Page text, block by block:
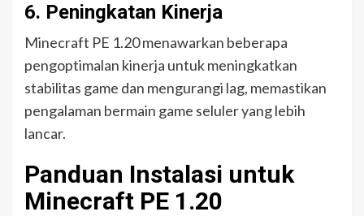
6. Peningkatan Kinerja
Minecraft PE 1.20 menawarkan beberapa
pengoptimalan kinerja untuk meningkatkan
stabilitas game dan mengurangi lag, memastikan
pengalaman bermain game seluler yang lebih
lancar.
Panduan Instalasi untuk
Minecraft PE 1.20